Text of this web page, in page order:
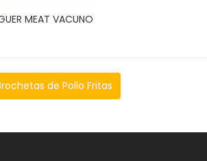
MEAT VACUNO
de Pollo Fritas